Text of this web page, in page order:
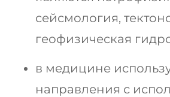
сейсмология,
геофизическая
в медицине
направления с